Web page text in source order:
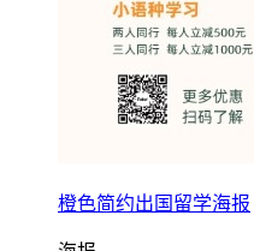
橙色简约出国留学海报